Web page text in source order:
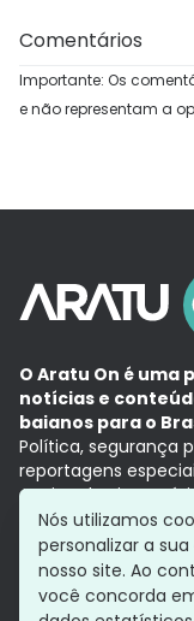
Comentários
Importante: Os
e não representam a
O Aratu On é
notícias e
baianos para o
Política, segurança
reportagens
Aqui, tudo vira
com a credibilidade
Grupo Aratu
Nós utilizamos
personalizar a
nosso site. Ao
você concorda